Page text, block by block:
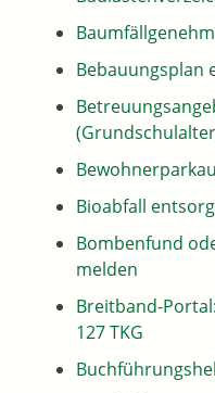
Bebauungsplan
Bioabfall
Bombenfund
melden
Breitband-
127 TKG